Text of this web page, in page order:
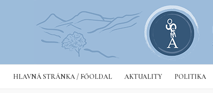
HLAVNÁ STRÁNKA / FŐOLDAL AKTUALITY POLITIKA